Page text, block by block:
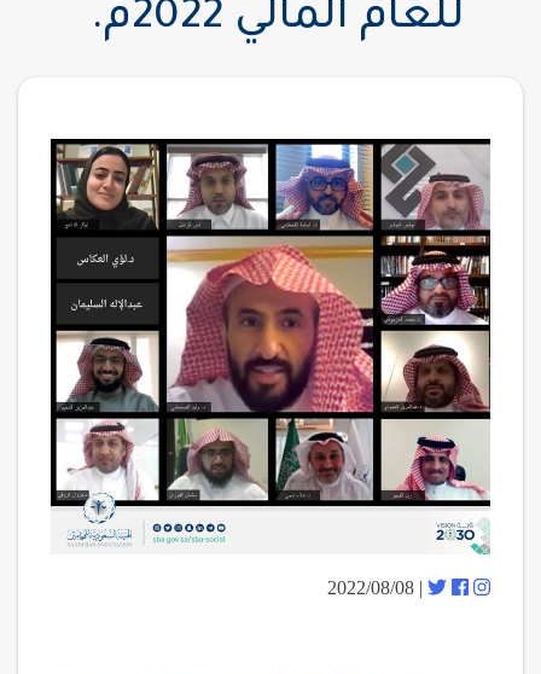
للعام المالي 2022م.
| 2022/08/08